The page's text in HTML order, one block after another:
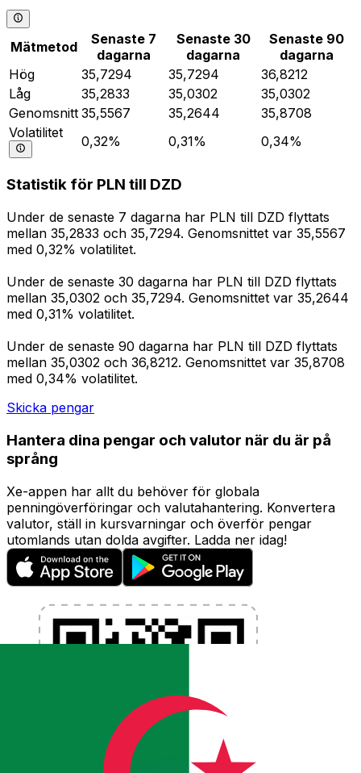
Mätmetod
Senaste 7
dagarna
Senaste 30
dagarna
Senaste 90
dagarna
Hög
35,7294 35,7294
36,8212
Låg
35,2833 35,0302
35,0302
Genomsnitt 35,5567 35,2644
35,8708
Volatilitet
0,32% 0,31% 0,34%
Statistik för PLN till DZD
Under de senaste 7 dagarna har PLN till DZD flyttats
mellan 35,2833 och 35,7294. Genomsnittet var 35,5567
med 0,32% volatilitet.
Under de senaste 30 dagarna har PLN till DZD flyttats
mellan 35,0302 och 35,7294. Genomsnittet var 35,2644
med 0,31% volatilitet.
Under de senaste 90 dagarna har PLN till DZD flyttats
mellan 35,0302 och 36,8212. Genomsnittet var 35,8708
med 0,34% volatilitet.
Skicka pengar
Hantera dina pengar och valutor när du är på
språng
Xe-appen har allt du behöver för globala
penningöverföringar och valutahantering. Konvertera
valutor, ställ in kursvarningar och överför pengar
utomlands utan dolda avgifter. Ladda ner idag!